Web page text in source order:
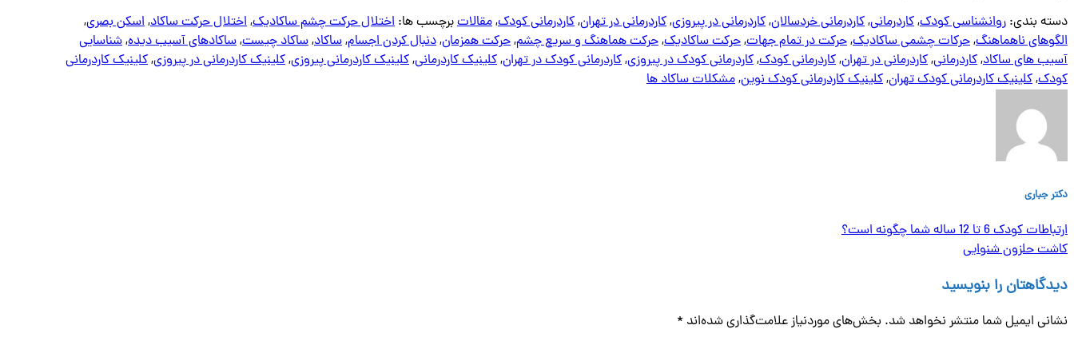
دسته بندی: روانشناسی کودک,کاردرمانی,کاردرمانی خردسالان,کاردرمانی در پیروزی,کاردرمانی در تهران,کاردرمانی کودک,مقالاتبرچسب ها: اختلال حرکت چشم ساکادیک,اختلال حرکت ساکاد,اسکن بصری,
الگوهای ناهماهنگ,حرکات چشمی ساکادیک,حرکت در تمام جهات,حرکت ساکادیک,حرکت هماهنگ و سریع چشم,حرکت همزمان,دنبال کردن اجسام,ساکاد,ساکاد چیست,ساکادهای آسیب دیده,شناسایی
آسیب های ساکاد,کاردرمانی,کاردرمانی در تهران,کاردرمانی کودک,کاردرمانی کودک در پیروزی,کاردرمانی کودک در تهران,کلینیک کاردرمانی,کلینیک کاردرمانی پیروزی,کلینیک کاردرمانی در پیروزی,کلینیک کاردرمانی
کودک,کلینیک کاردرمانی کودک تهران,کلینیک کاردرمانی کودک نوین,مشکلات ساکاد ها
دکتر جباری
ارتباطات کودک 6 تا 12 ساله شما چگونه است؟
کاشت حلزون شنوایی
دیدگاهتان را بنویسید
نشانی ایمیل شما منتشر نخواهد شد. بخش‌های موردنیاز علامت‌گذاری شده‌اند *